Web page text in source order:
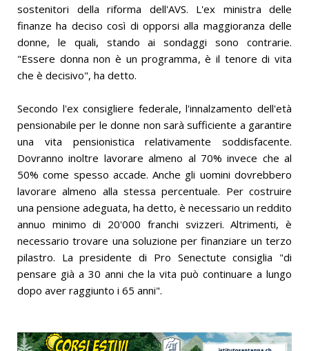
sostenitori della riforma dell'AVS. L'ex ministra delle
finanze ha deciso così di opporsi alla maggioranza delle
donne, le quali, stando ai sondaggi sono contrarie.
"Essere donna non è un programma, è il tenore di vita
che è decisivo", ha detto.
Secondo l'ex consigliere federale, l'innalzamento dell'età
pensionabile per le donne non sarà sufficiente a garantire
una vita pensionistica relativamente soddisfacente.
Dovranno inoltre lavorare almeno al 70% invece che al
50% come spesso accade. Anche gli uomini dovrebbero
lavorare almeno alla stessa percentuale. Per costruire
una pensione adeguata, ha detto, è necessario un reddito
annuo minimo di 20'000 franchi svizzeri. Altrimenti, è
necessario trovare una soluzione per finanziare un terzo
pilastro. La presidente di Pro Senectute consiglia "di
pensare già a 30 anni che la vita può continuare a lungo
dopo aver raggiunto i 65 anni".